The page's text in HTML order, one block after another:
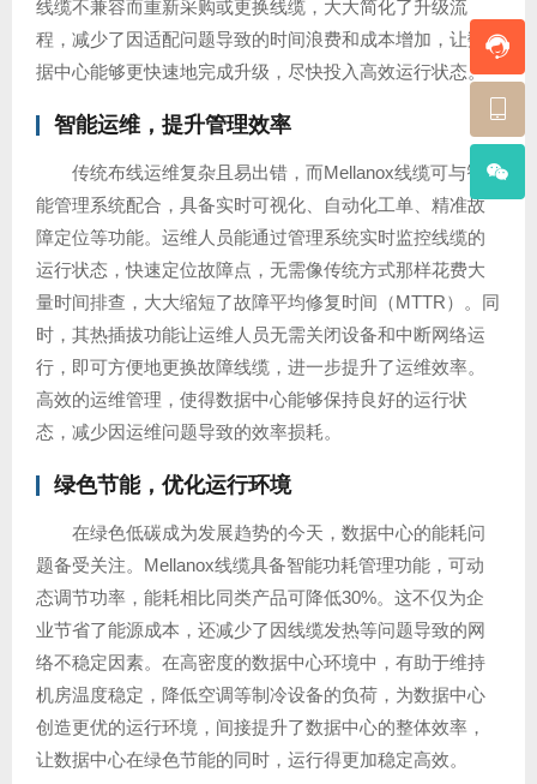
线缆不兼容而重新采购或更换线缆，大大简化了升级流
程，减少了因适配问题导致的时间浪费和成本增加，让数
据中心能够更快速地完成升级，尽快投入高效运行状态。
智能运维，提升管理效率
传统布线运维复杂且易出错，而Mellanox线缆可与智
能管理系统配合，具备实时可视化、自动化工单、精准故
障定位等功能。运维人员能通过管理系统实时监控线缆的
运行状态，快速定位故障点，无需像传统方式那样花费大
量时间排查，大大缩短了故障平均修复时间（MTTR）。同
时，其热插拔功能让运维人员无需关闭设备和中断网络运
行，即可方便地更换故障线缆，进一步提升了运维效率。
高效的运维管理，使得数据中心能够保持良好的运行状
态，减少因运维问题导致的效率损耗。
绿色节能，优化运行环境
在绿色低碳成为发展趋势的今天，数据中心的能耗问
题备受关注。Mellanox线缆具备智能功耗管理功能，可动
态调节功率，能耗相比同类产品可降低30%。这不仅为企
业节省了能源成本，还减少了因线缆发热等问题导致的网
络不稳定因素。在高密度的数据中心环境中，有助于维持
机房温度稳定，降低空调等制冷设备的负荷，为数据中心
创造更优的运行环境，间接提升了数据中心的整体效率，
让数据中心在绿色节能的同时，运行得更加稳定高效。